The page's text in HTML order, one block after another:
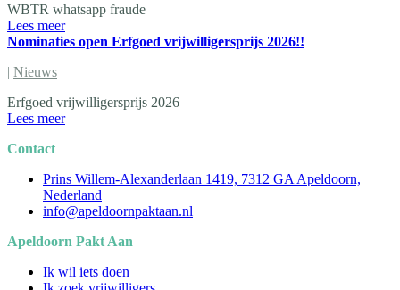
WBTR whatsapp fraude
Lees meer
Nominaties open Erfgoed vrijwilligersprijs 2026!!
| Nieuws
Erfgoed vrijwilligersprijs 2026
Lees meer
Contact
Prins Willem-Alexanderlaan 1419, 7312 GA Apeldoorn,
Nederland
info@apeldoornpaktaan.nl
Apeldoorn Pakt Aan
Ik wil iets doen